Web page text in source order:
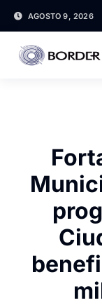
AGOSTO 9, 2026